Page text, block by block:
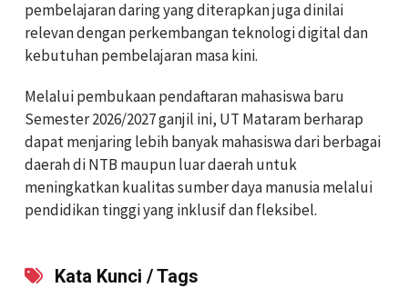
pembelajaran daring yang diterapkan juga dinilai
relevan dengan perkembangan teknologi digital dan
kebutuhan pembelajaran masa kini.
Melalui pembukaan pendaftaran mahasiswa baru
Semester 2026/2027 ganjil ini, UT Mataram berharap
dapat menjaring lebih banyak mahasiswa dari berbagai
daerah di NTB maupun luar daerah untuk
meningkatkan kualitas sumber daya manusia melalui
pendidikan tinggi yang inklusif dan fleksibel.
Kata Kunci / Tags